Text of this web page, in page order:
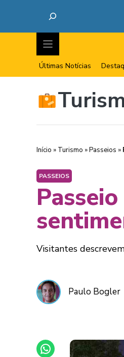
Últimas Notícias
Início » Turismo »Passeios »
PASSEIOS
Visitantes
Paulo Bogler
Share on WhatsApp